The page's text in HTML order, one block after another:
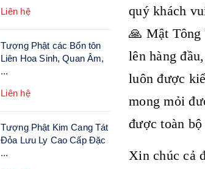
Liên hệ
Tượng Phật các Bổn tôn
Liên Hoa Sinh, Quan Âm,
...
Liên hệ
Tượng Phật Kim Cang Tát
Đỏa Lưu Ly Cao Cấp Đặc
...
quý khách
🙏 Mật Tông
lên hàng
luôn được
mong mỏi
được toàn
Xin chúc cả